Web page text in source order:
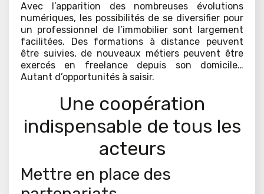
Avec l’apparition des nombreuses évolutions
numériques, les possibilités de se diversifier pour
un professionnel de l’immobilier sont largement
facilitées. Des formations à distance peuvent
être suivies, de nouveaux métiers peuvent être
exercés en freelance depuis son domicile…
Autant d’opportunités à saisir.
Une coopération
indispensable de tous les
acteurs
Mettre en place des